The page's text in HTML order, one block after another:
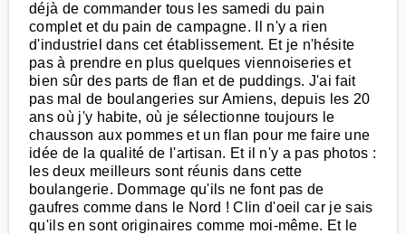
déjà de commander tous les samedi du pain
complet et du pain de campagne. Il n'y a rien
d'industriel dans cet établissement. Et je n'hésite
pas à prendre en plus quelques viennoiseries et
bien sûr des parts de flan et de puddings. J'ai fait
pas mal de boulangeries sur Amiens, depuis les 20
ans où j'y habite, où je sélectionne toujours le
chausson aux pommes et un flan pour me faire une
idée de la qualité de l'artisan. Et il n'y a pas photos :
les deux meilleurs sont réunis dans cette
boulangerie. Dommage qu'ils ne font pas de
gaufres comme dans le Nord ! Clin d'oeil car je sais
qu'ils en sont originaires comme moi-même. Et le